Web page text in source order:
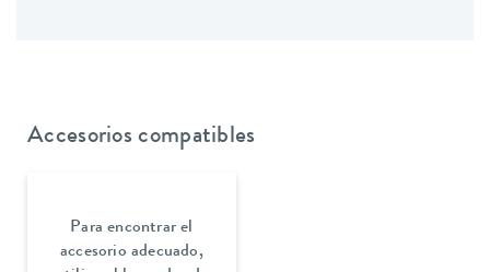
Accesorios compatibles
Para encontrar el
accesorio adecuado,